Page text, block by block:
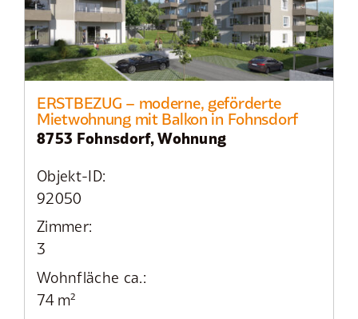
ERSTBEZUG – moderne, geförderte
Mietwohnung mit Balkon in Fohnsdorf
8753 Fohnsdorf, Wohnung
Objekt-ID:
92050
Zimmer:
3
Wohnfläche ca.:
74 m²